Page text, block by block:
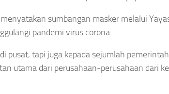
sumbangan masker melalui
pandemi virus corona.
pusat, tapi juga kepada sejumlah
utama dari perusahaan-perusahaan dari